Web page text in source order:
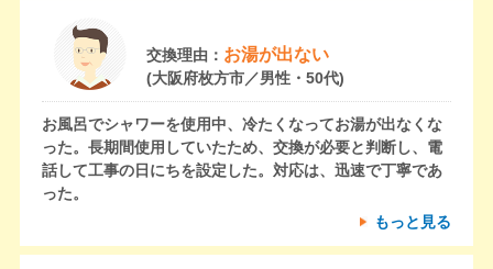
交換理由： お湯が出ない
(大阪府枚方市／男性・50代)
お風呂でシャワーを使用中、冷たくなってお湯が出なくな
った。長期間使用していたため、交換が必要と判断し、電
話して工事の日にちを設定した。対応は、迅速で丁寧であ
った。
もっと見る